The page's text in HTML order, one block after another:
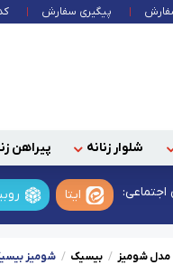
پیگیری سفارش
شلوار زنانه پیراهن
ایتا
مدل شومیز بیسیک شومیز